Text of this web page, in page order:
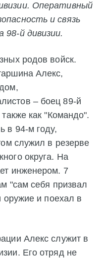
Оперативный
и связь
98-й дивизии.
родов войск.
Алекс,
– боец 89-й
как "Командо".
в 94-м году,
служил в резерве
округа. На
инженером. 7
"сам себя призвал
оружие и поехал в
Алекс служит в
Его отряд не